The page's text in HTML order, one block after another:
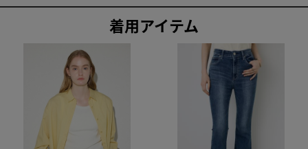
着用アイテム